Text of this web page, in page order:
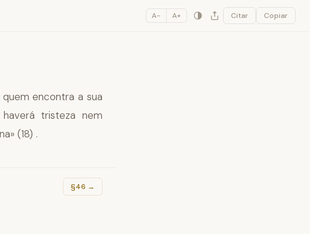
A− A+ Citar Copiar
encontra a sua
tristeza nem
(18) .
§46 →